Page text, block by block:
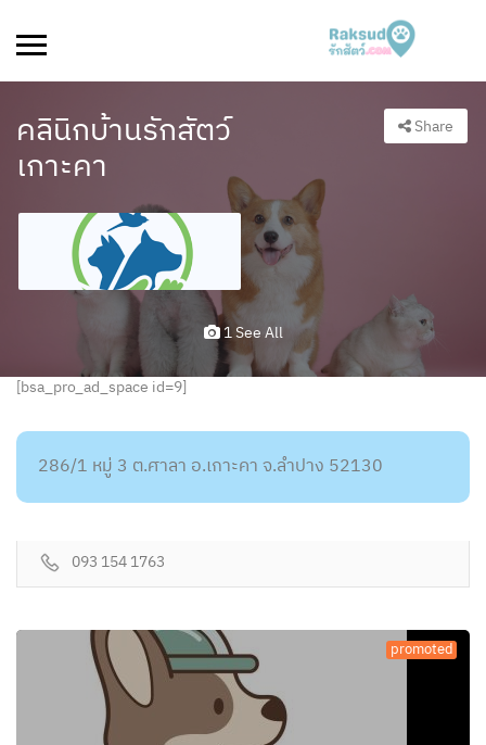
คลินิกบ้านรักสัตว์
เกาะคา
Share
1 See All
[bsa_pro_ad_space id=9]
286/1 หมู่ 3 ต.ศาลา อ.เกาะคา จ.ลำปาง 52130
093 154 1763
promoted